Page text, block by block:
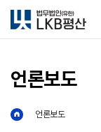
언론보도
언론보도